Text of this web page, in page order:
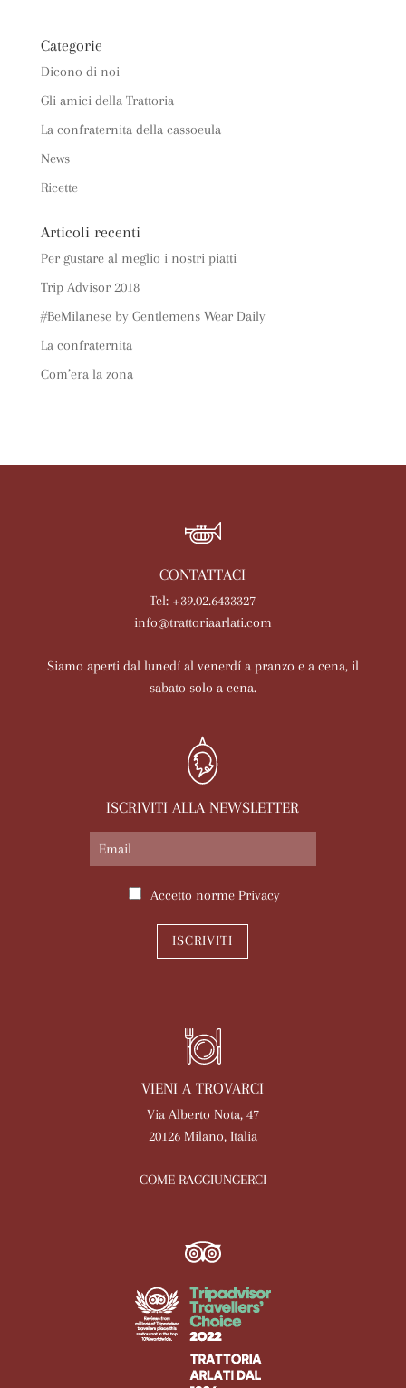
Categorie
Dicono di noi
Gli amici della Trattoria
La confraternita della cassoeula
News
Ricette
Articoli recenti
Per gustare al meglio i nostri piatti
Trip Advisor 2018
#BeMilanese by Gentlemens Wear Daily
La confraternita
Com’era la zona
CONTATTACI
Tel: +39.02.6433327
info@trattoriaarlati.com
Siamo aperti dal lunedí al venerdí a pranzo e a cena, il
sabato solo a cena.
ISCRIVITI ALLA NEWSLETTER
Accetto norme Privacy
ISCRIVITI
VIENI A TROVARCI
Via Alberto Nota, 47
20126 Milano, Italia
COME RAGGIUNGERCI